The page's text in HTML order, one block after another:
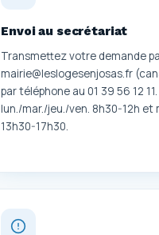
Envoi au secrétariat
Transmettez votre demande
mairie@leslogesenjosas.fr
par téléphone au 01 39 56 12
lun./mar./jeu./ven. 8h30-12h et
13h30-17h30.